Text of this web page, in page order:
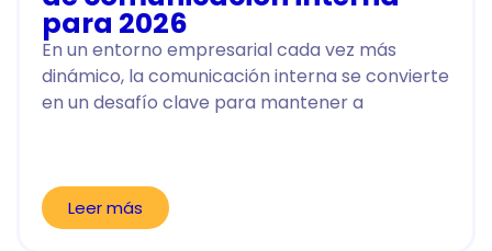
para 2026
En un entorno empresarial cada vez más
dinámico, la comunicación interna se convierte
en un desafío clave para mantener a
Leer más